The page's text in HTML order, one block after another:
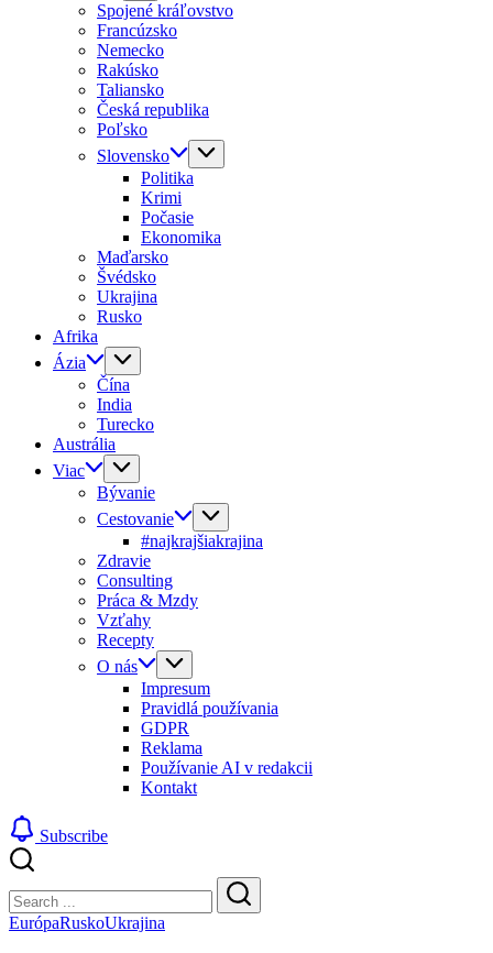
Spojené kráľovstvo
Francúzsko
Nemecko
Rakúsko
Taliansko
Česká republika
Poľsko
Slovensko
Politika
Krimi
Počasie
Ekonomika
Maďarsko
Švédsko
Ukrajina
Rusko
Afrika
Ázia
Čína
India
Turecko
Austrália
Viac
Bývanie
Cestovanie
#najkrajšiakrajina
Zdravie
Consulting
Práca & Mzdy
Vzťahy
Recepty
O nás
Impresum
Pravidlá používania
GDPR
Reklama
Používanie AI v redakcii
Kontakt
Subscribe
Search
Search
EurópaRuskoUkrajina